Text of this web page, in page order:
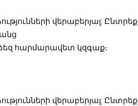
վերաբերյալ: Ընտրեք
հարմարավետ կզգաք։
վերաբերյալ: Ընտրեք